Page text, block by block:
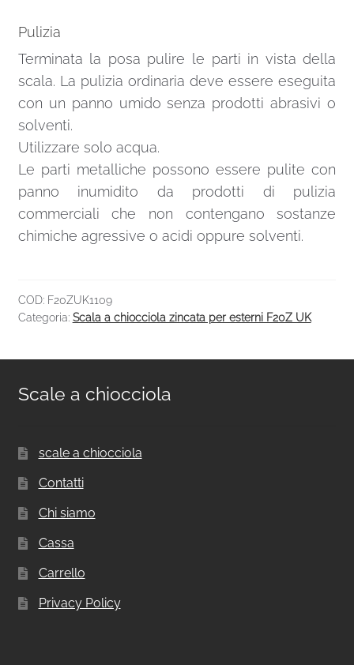
Pulizia
Terminata la posa pulire le parti in vista della
scala. La pulizia ordinaria deve essere eseguita
con un panno umido senza prodotti abrasivi o
solventi.
Utilizzare solo acqua.
Le parti metalliche possono essere pulite con
panno inumidito da prodotti di pulizia
commerciali che non contengano sostanze
chimiche agressive o acidi oppure solventi.
COD: F20ZUK1109
Categoria: Scala a chiocciola zincata per esterni F20Z UK
Scale a chiocciola
scale a chiocciola
Contatti
Chi siamo
Cassa
Carrello
Privacy Policy